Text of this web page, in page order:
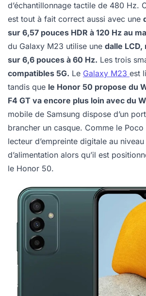
d’échantillonnage tactile de 480 Hz.
est tout à fait correct aussi avec une
sur 6,57 pouces HDR à 120 Hz au
du Galaxy M23 utilise une dalle
sur 6,6 pouces à 60 Hz. Les trois
compatibles 5G. Le Galaxy M23 est
tandis que le Honor 50 propose du
F4 GT va encore plus loin avec du
mobile de Samsung dispose d’un
brancher un casque. Comme le Poco
lecteur d’empreinte digitale au
d’alimentation alors qu’il est
le Honor 50.